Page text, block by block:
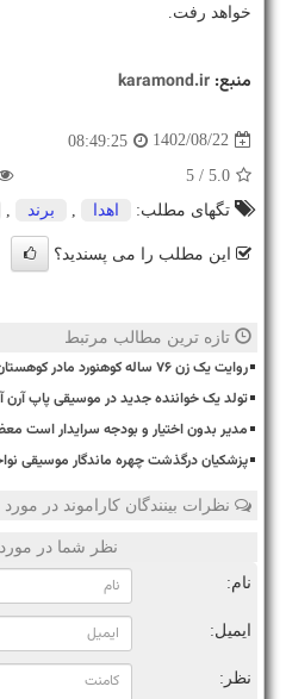
خواهد رفت.
منبع: karamond.ir
1402/08/22
08:49:25
5.0
/ 5
تگهای مطلب:
اهدا , برند ,
این مطلب را می پسندید؟
تازه ترین مطالب مرتبط
روایت یک زن ۷۶ ساله کوهنورد مادر کوهستان کیست؟
تولد یک خواننده جدید در موسیقی پاپ آرن آلبوم ۱۹۹۷ را
مدیر بدون اختیار و بودجه سرایدار است
پزشکیان درگذشت چهره ماندگار موسیقی
نظرات بینندگان کاراموند در
نظر شما در
نام:
ایمیل:
نظر: